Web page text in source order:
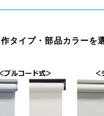
タイプ・部品カラーを